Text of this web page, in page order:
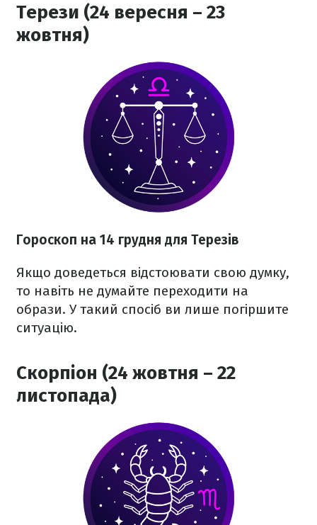
Терези (24 вересня – 23
жовтня)
Гороскоп на 14 грудня для Терезів
Якщо доведеться відстоювати свою думку,
то навіть не думайте переходити на
образи. У такий спосіб ви лише погіршите
ситуацію.
Скорпіон (24 жовтня – 22
листопада)